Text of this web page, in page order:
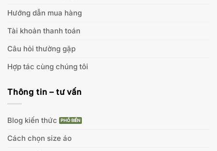
Hướng dẫn mua hàng
Tài khoản thanh toán
Câu hỏi thường gặp
Hợp tác cùng chúng tôi
Thông tin – tư vấn
Blog kiến thức
Cách chọn size áo